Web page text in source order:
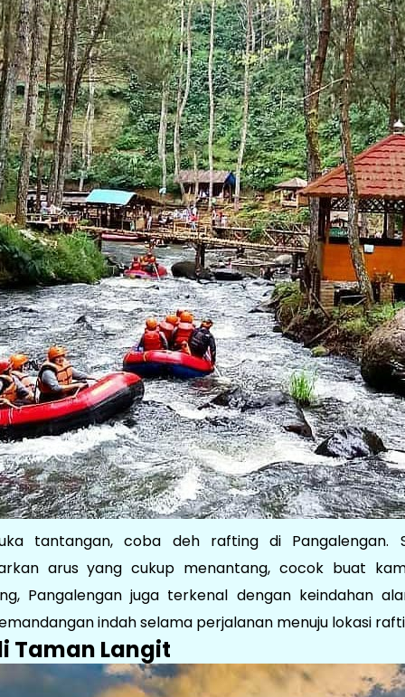
tantangan, coba deh rafting di Pangalengan.
arus yang cukup menantang, cocok buat
Pangalengan juga terkenal dengan keindahan
indah selama perjalanan menuju lokasi
Taman Langit